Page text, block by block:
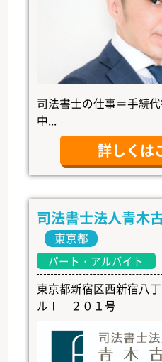
司法書士の仕事＝手続
中...
詳しくは
司法書士法人青木
東京都
パート・アルバイト
東京都新宿区西新宿八
ルⅠ ２０１号